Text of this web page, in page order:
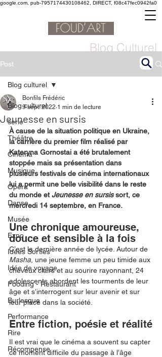
google.com, pub-7957174430108462, DIRECT, f08c47fec0942fa0
Blog Culturel
Post
Blog culturel
serie
Théâtre
Cinéma
Musique
Opéra
Danse
Musée
Expo
Idées Sorties
Idée de voyage
Fooding - Restaurant
Burlesque
Performance
Rire
Récompense
Blog culturel
Jeunesse en sursis
Bonfils Frédéric
9 sept. 2022 1 min de lecture
À cause de la situation politique en Ukraine,
la carrière du premier film réalisé par
Kateryna Gornostai a été brutalement
stoppée mais sa présentation dans
plusieurs festivals de cinéma internationaux
lui a permit une belle visibilité dans le reste
du monde et Jeunesse en sursis sort, ce
mercredi 14 septembre, en France.
Une chronique amoureuse,
douce et sensible à la fois
C’est la dernière année de lycée. Autour de
Masha , une jeune femme un peu timide aux
cheveux clairs et au sourire rayonnant, 24
adolescents abordent les tourments de leur
âge et s’interrogent sur leur avenir et sur
leur place dans la société.
Entre fiction, poésie et réalité
Il est vrai que le cinéma a souvent su capter
ce moment difficile du passage à l’âge